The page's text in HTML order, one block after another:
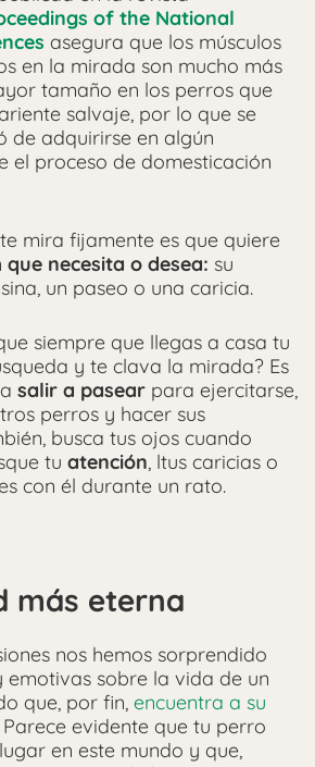
of the National
asegura que los músculos
en la mirada son mucho más
tamaño en los perros que
salvaje, por lo que se
de adquirirse en algún
el proceso de domesticación
mira fijamente es que quiere
que necesita o desea: su
un paseo o una caricia.
siempre que llegas a casa tu
y te clava la mirada? Es
salir a pasear para ejercitarse,
perros y hacer sus
busca tus ojos cuando
tu atención , ltus caricias o
con él durante un rato.
más eterna
nos hemos sorprendido
emotivas sobre la vida de un
que, por fin, encuentra a su
Parece evidente que tu perro
en este mundo y que,